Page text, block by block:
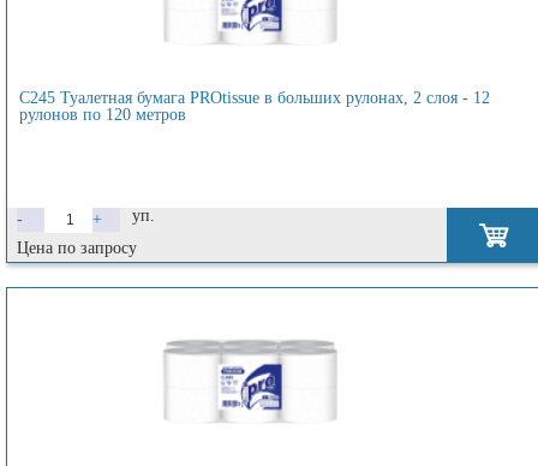
C245 Туалетная бумага PROtissue в больших рулонах, 2 слоя - 12
рулонов по 120 метров
- +
уп.
Цена по запросу